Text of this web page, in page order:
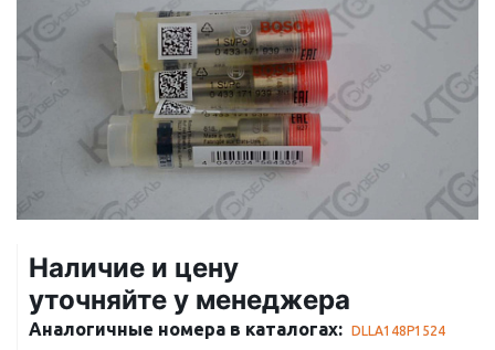
Наличие и цену
уточняйте у менеджера
Аналогичные номера в каталогах: DLLA148P1524